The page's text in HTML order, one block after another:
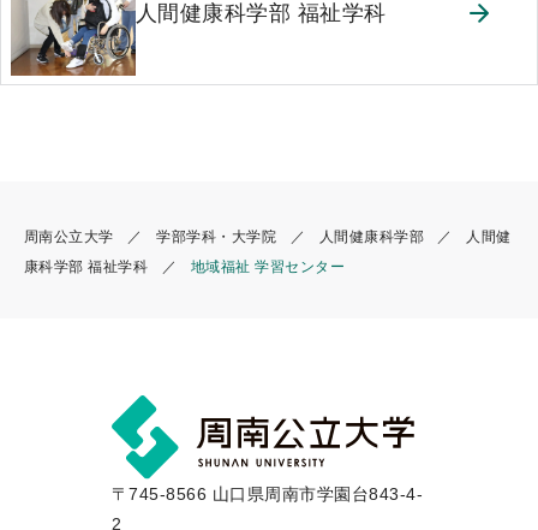
人間健康科学部 福祉学科
周南公立大学 学部学科・大学院 人間健康科学部
人間健
康科学部 福祉学科
地域福祉 学習センター
〒745-8566 山口県周南市学園台843-4-
2